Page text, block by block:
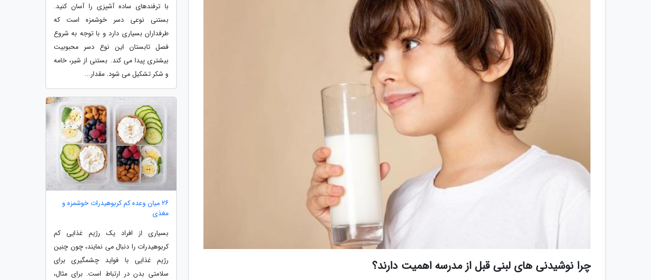
چرا نوشیدنی های لبنی قبل از مدرسه اهمیت دارند؟
با ترفندهای ساده آشپزی را آسان کنید.
بستنی نوعی دسر خوشمزه است که
طرفداران بسیاری دارد و با توجه به شروع
فصل تابستان این نوع دسر محبوبیت
بیشتری پیدا می کند. بستنی از شیر، خامه
و شکر تشکیل می شود. مقدار...
26 میان وعده کم کربوهیدرات خوشمزه و
مغذی
بسیاری از افراد یک رژیم غذایی کم
کربوهیدرات را دنبال می نمایند، چون چنین
رژیم غذایی با فواید چشمگیری برای
سلامتی بدن در ارتباط است. برای مثال،